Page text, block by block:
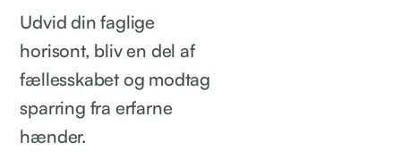
Udvid din faglige
horisont, bliv en del af
fællesskabet og modtag
sparring fra erfarne
hænder.